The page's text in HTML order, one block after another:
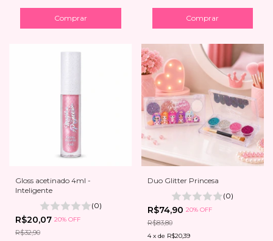
Gloss acetinado 4ml -
Inteligente
(0)
R$20,07 20% OFF
R$32,90
Duo Glitter Princesa
(0)
R$74,90 20% OFF
R$83,80
4 x de R$20,39